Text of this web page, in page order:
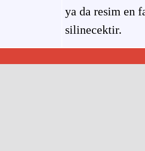
ya da resim en
silinecektir.